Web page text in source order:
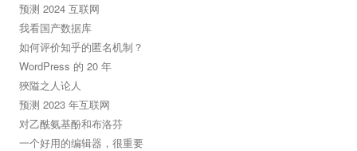
预测 2024 互联网
我看国产数据库
如何评价知乎的匿名机制？
WordPress 的 20 年
狹隘之人论人
预测 2023 年互联网
对乙酰氨基酚和布洛芬
一个好用的编辑器，很重要